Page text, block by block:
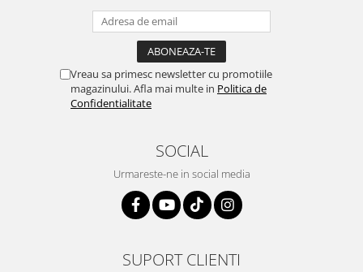
Vreau sa primesc newsletter cu promotiile
magazinului. Afla mai multe in Politica de
Confidentialitate
SOCIAL
Urmareste-ne in social media
SUPORT CLIENTI